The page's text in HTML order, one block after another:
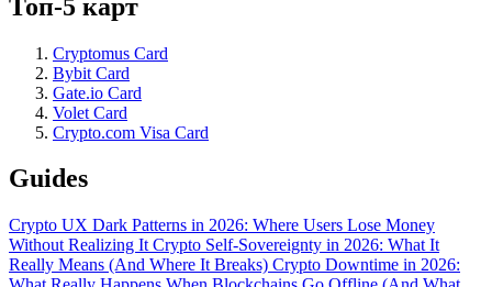
Топ-5 карт
Cryptomus Card
Bybit Card
Gate.io Card
Volet Card
Crypto.com Visa Card
Guides
Crypto UX Dark Patterns in 2026: Where Users Lose Money
Without Realizing It Crypto Self-Sovereignty in 2026: What It
Really Means (And Where It Breaks) Crypto Downtime in 2026: